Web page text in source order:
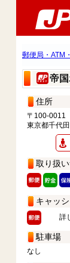
郵便局・ATM
帝
住所
〒100-0011
東京都千代
取り扱
キャッ
詳し
駐車場
なし